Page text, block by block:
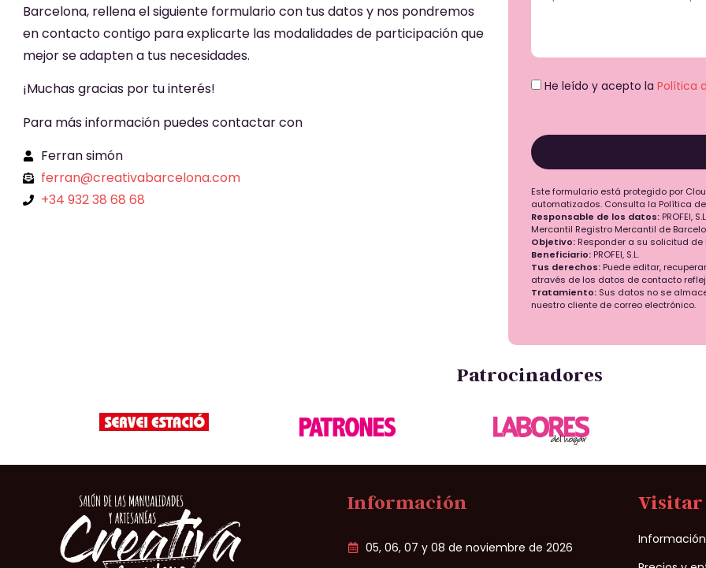
Barcelona, rellena el siguiente formulario con tus datos y nos pondremos
en contacto contigo para explicarte las modalidades de participación que
mejor se adapten a tus necesidades.
¡Muchas gracias por tu interés!
Para más información puedes contactar con
Ferran simón
ferran@creativabarcelona.com
+34 932 38 68 68
He leído y acepto laPolítica
Este formulario está protegido por
automatizados. Consulta la Política
Responsable de los datos: PROFEI,
Mercantil Registro Mercantil de
Objetivo: Responder a su solicitud
Beneficiario: PROFEI, S.L.
Tus derechos: Puede editar,
através de los datos de contacto
Tratamiento: Sus datos no se
nuestro cliente de correo electrónico.
Patrocinadores
Información
05, 06, 07 y 08 de noviembre de 2026
Visitar
Información